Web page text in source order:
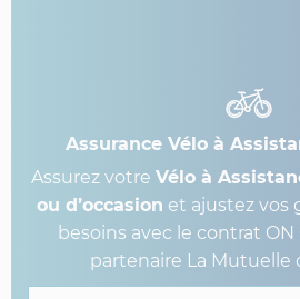
Assurance Vélo à
Assurez votre Vélo à
ou d’occasion et ajustez vos
besoins avec le contrat ON
partenaire La Mutuelle